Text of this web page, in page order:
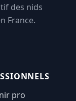
des nids
France.
pro